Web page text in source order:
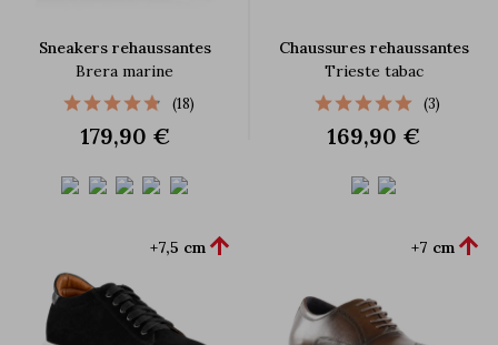
Sneakers rehaussantes
Brera marine
(18)
179,90 €
Chaussures rehaussantes
Trieste tabac
(3)
169,90 €
+7,5 cm  +7 cm 